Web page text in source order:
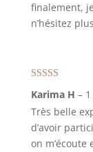
finalement,
n’hésitez
Karima H –
Très belle
d’avoir
on m’écoute